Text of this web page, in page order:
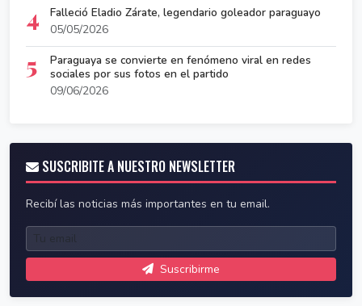
4
Falleció Eladio Zárate, legendario goleador paraguayo
05/05/2026
5
Paraguaya se convierte en fenómeno viral en redes
sociales por sus fotos en el partido
09/06/2026
SUSCRIBITE A NUESTRO NEWSLETTER
Recibí las noticias más importantes en tu email.
Suscribirme